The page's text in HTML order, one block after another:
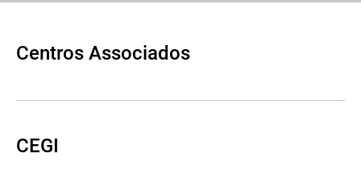
Centros Associados
CEGI